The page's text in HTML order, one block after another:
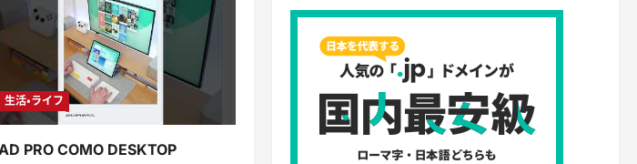
生活・ライフ
PRO COMO DESKTOP